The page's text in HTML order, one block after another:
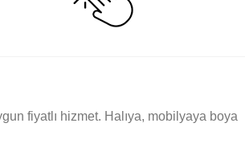
fiyatlı hizmet. Halıya, mobilyaya boya